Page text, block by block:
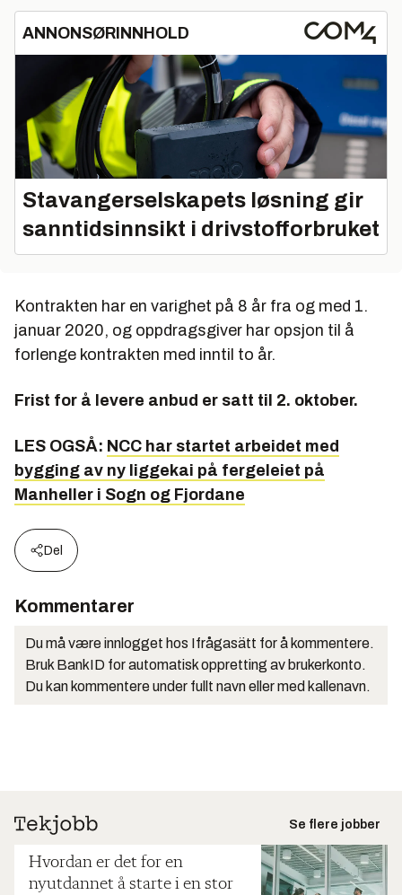
ANNONSØRINNHOLD
Stavangerselskapets løsning gir
sanntidsinnsikt i drivstofforbruket
Kontrakten har en varighet på 8 år fra og med 1.
januar 2020, og oppdragsgiver har opsjon til å
forlenge kontrakten med inntil to år.
Frist for å levere anbud er satt til 2. oktober.
LES OGSÅ: NCC har startet arbeidet med
bygging av ny liggekai på fergeleiet på
Manheller i Sogn og Fjordane
Del
Kommentarer
Du må være innlogget hos Ifrågasätt for å kommentere.
Bruk BankID for automatisk oppretting av brukerkonto.
Du kan kommentere under fullt navn eller med kallenavn.
Se flere jobber
Hvordan er det for en
nyutdannet å starte i en stor